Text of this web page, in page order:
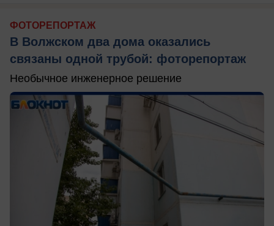
ФОТОРЕПОРТАЖ
В Волжском два дома оказались
связаны одной трубой: фоторепортаж
Необычное инженерное решение